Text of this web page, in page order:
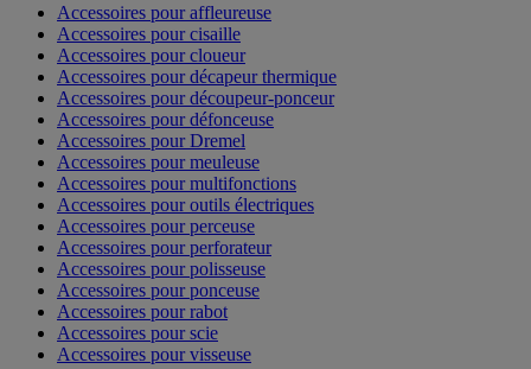
Accessoires pour affleureuse
Accessoires pour cisaille
Accessoires pour cloueur
Accessoires pour décapeur thermique
Accessoires pour découpeur-ponceur
Accessoires pour défonceuse
Accessoires pour Dremel
Accessoires pour meuleuse
Accessoires pour multifonctions
Accessoires pour outils électriques
Accessoires pour perceuse
Accessoires pour perforateur
Accessoires pour polisseuse
Accessoires pour ponceuse
Accessoires pour rabot
Accessoires pour scie
Accessoires pour visseuse